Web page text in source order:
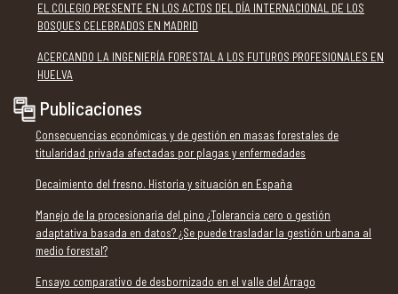
EL COLEGIO PRESENTE EN LOS ACTOS DEL DÍA INTERNACIONAL DE LOS
BOSQUES CELEBRADOS EN MADRID
ACERCANDO LA INGENIERÍA FORESTAL A LOS FUTUROS PROFESIONALES EN
HUELVA
Publicaciones
Consecuencias económicas y de gestión en masas forestales de
titularidad privada afectadas por plagas y enfermedades
Decaimiento del fresno. Historia y situación en España
Manejo de la procesionaria del pino ¿Tolerancia cero o gestión
adaptativa basada en datos? ¿Se puede trasladar la gestión urbana al
medio forestal?
Ensayo comparativo de desbornizado en el valle del Árrago